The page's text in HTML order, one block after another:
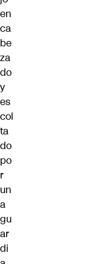
en
ca
be
za
do
y
es
col
ta
do
po
r
un
a
gu
ar
di